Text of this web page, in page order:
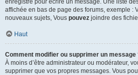
enregistré pour écrire un message. Une liste
affichée en bas de page des forums, exemple :
nouveaux sujets, Vous pouvez joindre des
Haut
Comment modifier ou supprimer un message
À moins d’être administrateur ou modérateur,
supprimer que vos propres messages. Vous